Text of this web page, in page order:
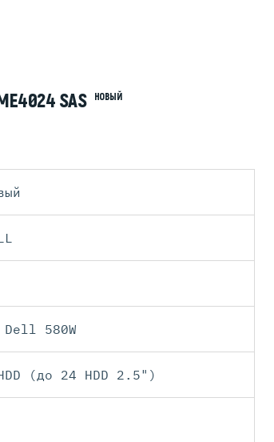
SAS НОВЫЙ
580W
(до 24 HDD 2.5")